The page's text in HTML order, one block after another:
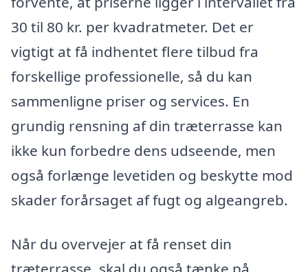
30 til 80 kr. per kvadratmeter. Det er
vigtigt at få indhentet flere tilbud fra
forskellige professionelle, så du kan
sammenligne priser og services. En
grundig rensning af din træterrasse kan
ikke kun forbedre dens udseende, men
også forlænge levetiden og beskytte mod
skader forårsaget af fugt og algeangreb.
Når du overvejer at få renset din